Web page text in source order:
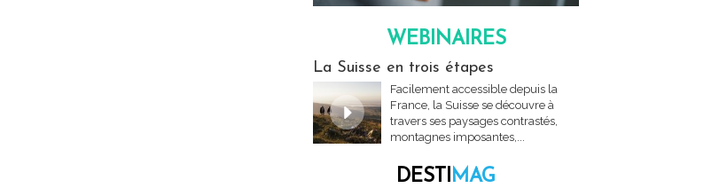
WEBINAIRES
La Suisse en trois étapes
Facilement accessible depuis la
France, la Suisse se découvre à
travers ses paysages contrastés,
montagnes imposantes,...
DESTIMAG